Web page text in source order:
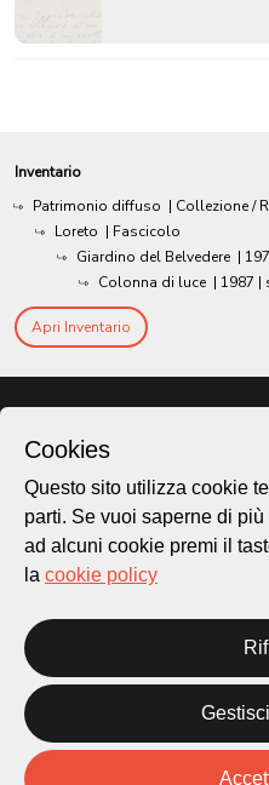
Inventario
Patrimonio diffuso | Collezione /
Loreto | Fascicolo
Giardino del Belvedere |
Colonna di luce | 1987 |
Apri Inventario
Città
Piazza
6976
Cookies
Questo sito utilizza cookie
parti. Se vuoi saperne di
ad alcuni cookie premi il
la cookie policy